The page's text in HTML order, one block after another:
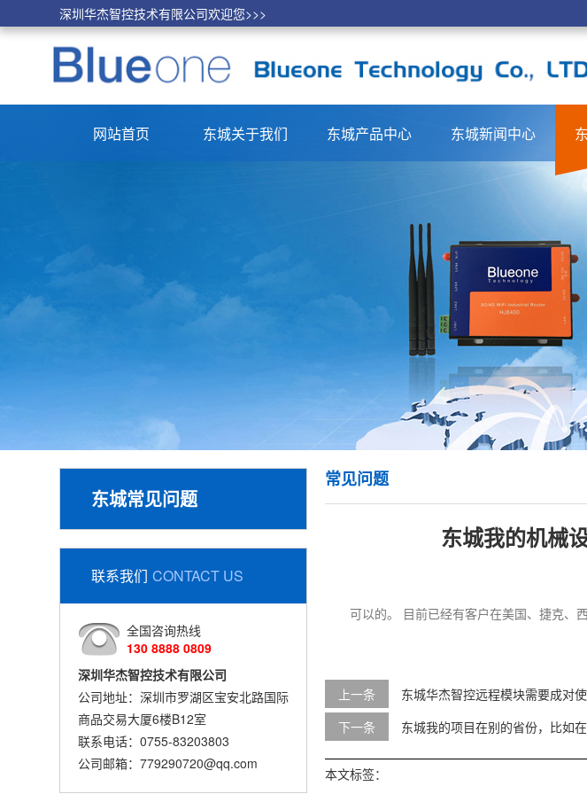
深圳华杰智控技术有限公司欢迎您>>>
网站首页 东城关于我们 东城产品中心 东城新闻中心
东城常见问题
联系我们 CONTACT US
全国咨询热线
130 8888 0809
深圳华杰智控技术有限公司
公司地址：深圳市罗湖区宝安北路国际
商品交易大厦6楼B12室
联系电话：0755-83203803
公司邮箱：779290720@qq.com
常见问题
东城我的机械
可以的。 目前已经有客户在美国、捷克、
上一条
东城华杰智控远程模块需要成对使
下一条
东城我的项目在别的省份，比如
本文标签：